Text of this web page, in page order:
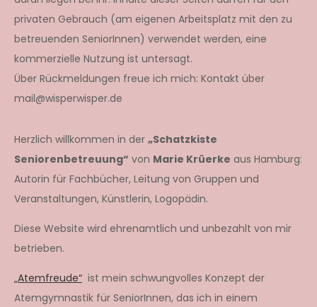
privaten Gebrauch (am eigenen Arbeitsplatz mit den zu
betreuenden SeniorInnen) verwendet werden, eine
kommerzielle Nutzung ist untersagt.
Über Rückmeldungen freue ich mich: Kontakt über
mail@wisperwisper.de
Herzlich willkommen in der „Schatzkiste
Seniorenbetreuung“ von Marie Krüerke aus Hamburg:
Autorin für Fachbücher, Leitung von Gruppen und
Veranstaltungen, Künstlerin, Logopädin.
Diese Website wird ehrenamtlich und unbezahlt von mir
betrieben.
„Atemfreude“ ist mein schwungvolles Konzept der
Atemgymnastik für SeniorInnen, das ich in einem